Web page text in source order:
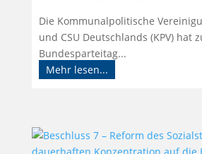
Die Kommunalpolitische
und CSU Deutschlands (KPV) hat
Bundesparteitag...
Mehr lesen...